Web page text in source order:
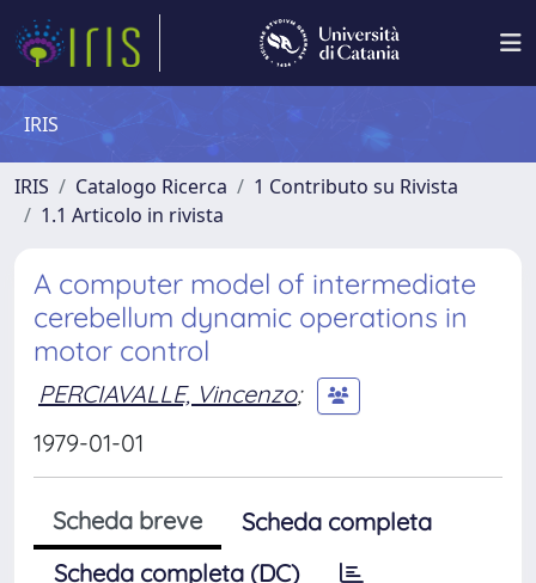
IRIS
IRIS Catalogo Ricerca
1 Contributo su Rivista
1.1 Articolo in rivista
A computer model of intermediate
cerebellum dynamic operations in
motor control
PERCIAVALLE, Vincenzo;
1979-01-01
Scheda breve
Scheda completa
Scheda completa (DC)